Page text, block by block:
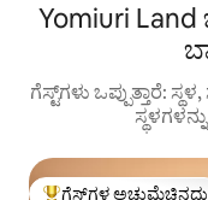
Yomiuri
ಗೆಸ್ಟ್‌ಗಳು ಒಪ್ಪುತ್ತಾರೆ:
ಗೆಸ್ಟ್‌ಗಳ ಅಚ್ಚುಮೆಚ್ಚಿನದು